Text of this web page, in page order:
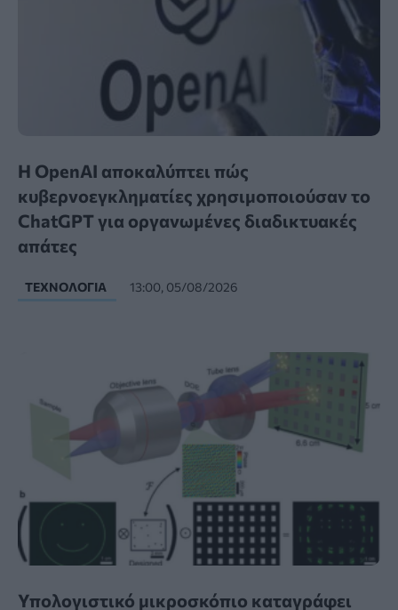
Η OpenAI αποκαλύπτει πώς
κυβερνοεγκληματίες χρησιμοποιούσαν το
ChatGPT για οργανωμένες διαδικτυακές
απάτες
ΤΕΧΝΟΛΟΓΊΑ 13:00, 05/08/2026
Υπολογιστικό μικροσκόπιο καταγράφει